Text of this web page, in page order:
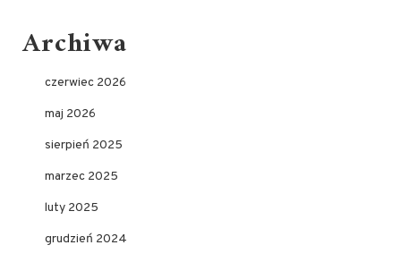
Archiwa
czerwiec 2026
maj 2026
sierpień 2025
marzec 2025
luty 2025
grudzień 2024